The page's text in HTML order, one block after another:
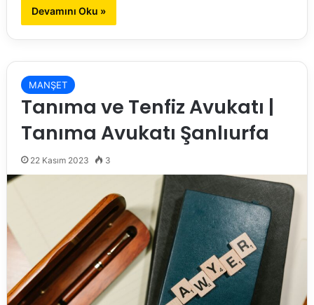
Devamını Oku »
MANŞET
Tanıma ve Tenfiz Avukatı |
Tanıma Avukatı Şanlıurfa
22 Kasım 2023 3